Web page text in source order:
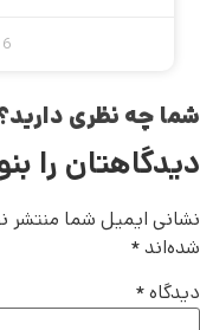
6 دی 96
شما چه نظری
دیدگاهتان را
نشانی ایمیل شما منتشر
شده‌اند*
دیدگاه*